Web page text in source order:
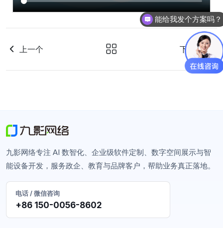
上一个 下一个
九影网络专注 AI 数智化、企业级软件定制、数字空间展示与智
能设备开发，服务政企、教育与品牌客户，帮助业务真正落地。
电话 / 微信咨询
+86 150-0056-8602
能给我发个方案吗？